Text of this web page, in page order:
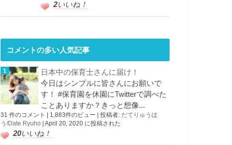
2いいね！
コメントの多い人気記事
日本中の保育士さんに届け！
今日はシンプルに皆さんにお願いで
す！ #保育園を休園にTwitterで調べた
ことありますか？きっと想像...
31 件のコメント | 1,883件のビュー | 投稿者: だてりゅうほ
う/Date Ryuho | April 20, 2020 に投稿された
20いいね！